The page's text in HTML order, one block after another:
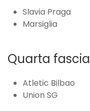
Slavia Praga
Marsiglia
Quarta fascia
Atletic Bilbao
Union SG